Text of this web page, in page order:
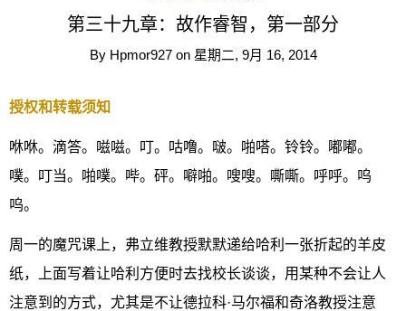
第三十九章：故作睿智，第一部分
By Hpmor927 on 星期二, 9月 16, 2014
授权和转载须知
咻咻。滴答。嗞嗞。叮。咕噜。啵。啪嗒。铃铃。嘟嘟。
噗。叮当。啪噗。哔。砰。噼啪。嗖嗖。嘶嘶。呼呼。呜
呜。
周一的魔咒课上，弗立维教授默默递给哈利一张折起的羊皮
纸，上面写着让哈利方便时去找校长谈谈，用某种不会让人
注意到的方式，尤其是不让德拉科·马尔福和奇洛教授注意